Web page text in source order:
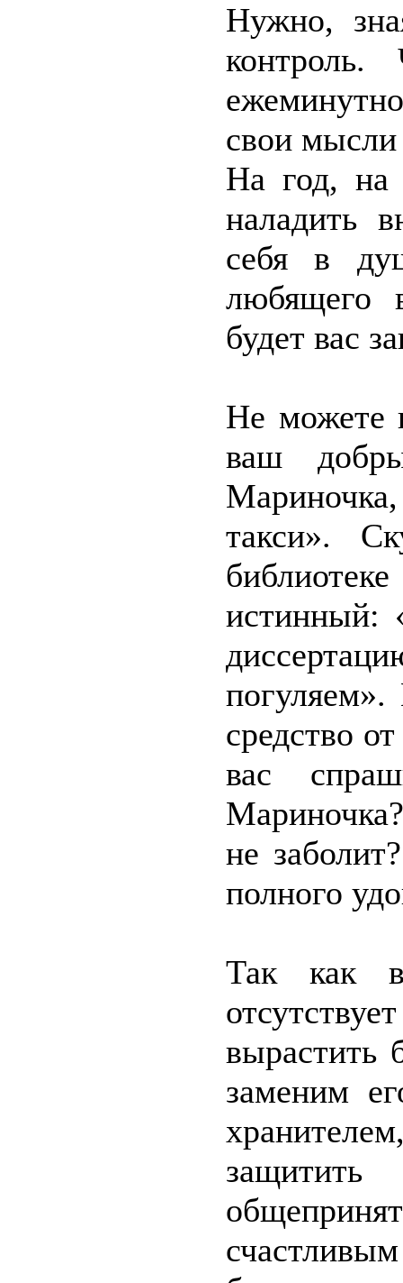
Нужно,
контроль.
свои
На год,
наладить
себя в
любящего
будет вас
Не можете
ваш
такси».
истинный:
средство
вас
не
полного
Так как в
вырастить
заменим